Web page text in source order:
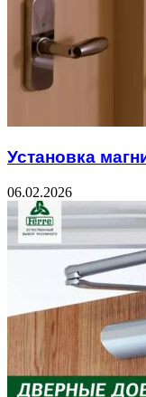
Установка
06.02.2026